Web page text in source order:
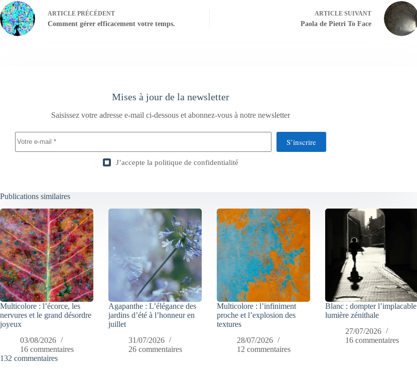
ARTICLE PRÉCÉDENT
Comment gérer efficacement votre temps.
ARTICLESUIVANT
Paola de Pietri To Face
Mises à jour de la newsletter
Saisissez votre adresse e-mail ci-dessous et abonnez-vous à notre newsletter
S’inscrire
J’accepte la politique de confidentialité
Publications similaires
Multicolore : l’écorce, les
nervures et le grand désordre
joyeux
03/08/2026
16 commentaires
Agapanthe : L’élégance des
jardins d’été à l’honneur en
juillet
31/07/2026
26 commentaires
Multicolore : l’infiniment
proche et l’explosion des
textures
28/07/2026
12 commentaires
Blanc : dompter l’implacable
lumière zénithale
27/07/2026
16 commentaires
132 commentaires